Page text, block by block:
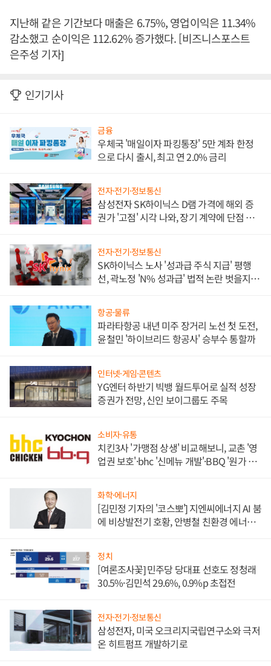
지난해 같은 기간보다 매출은 6.75%, 영업이익은 11.34%
감소했고 순이익은 112.62% 증가했다. [비즈니스포스트
은주성 기자]
인기기사
금융
우체국 '매일이자 파킹통장' 5만 계좌 한정
으로 다시 출시, 최고 연 2.0% 금리
전자·전기·정보통신
삼성전자 SK하이닉스 D램 가격에 해외 증
권가 '고점' 시각 나와, 장기 계약에 단점 부
전자·전기·정보통신
SK하이닉스 노사 '성과급 주식 지급' 평행
선, 곽노정 'N% 성과급' 법적 논란 벗을지 주
항공·물류
파라타항공 내년 미주 장거리 노선 첫 도전,
윤철민 '하이브리드 항공사' 승부수 통할까
인터넷·게임·콘텐츠
YG엔터 하반기 빅뱅 월드투어로 실적 성장
증권가 전망, 신인 보이그룹도 주목
소비자·유통
치킨3사 '가맹점 상생' 비교해보니, 교촌 '영
업권 보호'·bhc '신메뉴 개발'·BBQ '원가 부
화학·에너지
[김민정 기자의 '코스뽀'] 지엔씨에너지 AI 붐
에 비상발전기 호황, 안병철 친환경 에너지
정치
[여론조사꽃] 민주당 당대표 선호도 정청래
30.5%·김민석 29.6%, 0.9%p 초접전
전자·전기·정보통신
삼성전자, 미국 오크리지국립연구소와 극저
온 히트펌프 개발하기로